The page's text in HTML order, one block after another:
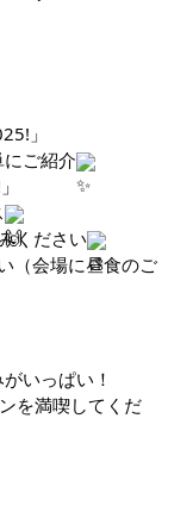
」
ご紹介
ください
（会場に昼食のご
いっぱい！
を満喫してくだ